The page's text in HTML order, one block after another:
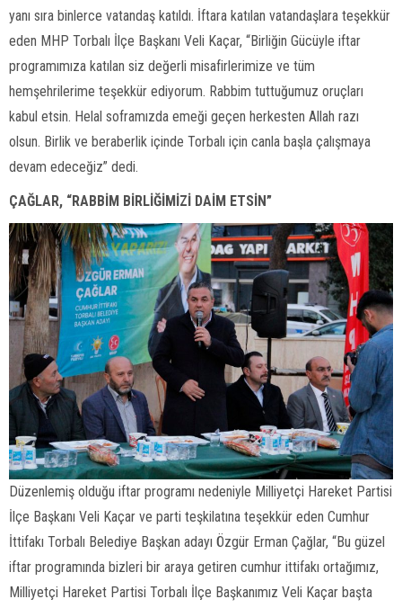
yanı sıra binlerce vatandaş katıldı. İftara katılan vatandaşlara teşekkür
eden MHP Torbalı İlçe Başkanı Veli Kaçar, “Birliğin Gücüyle iftar
programımıza katılan siz değerli misafirlerimize ve tüm
hemşehrilerime teşekkür ediyorum. Rabbim tuttuğumuz oruçları
kabul etsin. Helal soframızda emeği geçen herkesten Allah razı
olsun. Birlik ve beraberlik içinde Torbalı için canla başla çalışmaya
devam edeceğiz” dedi.
ÇAĞLAR, “RABBİM BİRLİĞİMİZİ DAİM ETSİN”
Düzenlemiş olduğu iftar programı nedeniyle Milliyetçi Hareket Partisi
İlçe Başkanı Veli Kaçar ve parti teşkilatına teşekkür eden Cumhur
İttifakı Torbalı Belediye Başkan adayı Özgür Erman Çağlar, “Bu güzel
iftar programında bizleri bir araya getiren cumhur ittifakı ortağımız,
Milliyetçi Hareket Partisi Torbalı İlçe Başkanımız Veli Kaçar başta